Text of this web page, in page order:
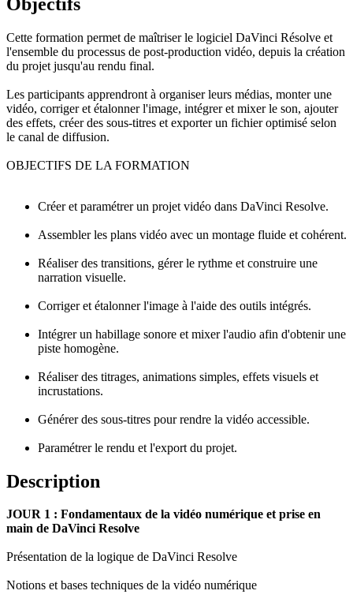
Cette formation permet de maîtriser le logiciel DaVinci Résolve et
l'ensemble du processus de post-production vidéo, depuis la création
du projet jusqu'au rendu final.
Les participants apprendront à organiser leurs médias, monter une
vidéo, corriger et étalonner l'image, intégrer et mixer le son, ajouter
des effets, créer des sous-titres et exporter un fichier optimisé selon
le canal de diffusion.
OBJECTIFS DE LA FORMATION
Créer et paramétrer un projet vidéo dans DaVinci Resolve.
Assembler les plans vidéo avec un montage fluide et cohérent.
Réaliser des transitions, gérer le rythme et construire une
narration visuelle.
Corriger et étalonner l'image à l'aide des outils intégrés.
Intégrer un habillage sonore et mixer l'audio afin d'obtenir une
piste homogène.
Réaliser des titrages, animations simples, effets visuels et
incrustations.
Générer des sous-titres pour rendre la vidéo accessible.
Paramétrer le rendu et l'export du projet.
Description
JOUR 1 : Fondamentaux de la vidéo numérique et prise en
main de DaVinci Resolve
Présentation de la logique de DaVinci Resolve
Notions et bases techniques de la vidéo numérique